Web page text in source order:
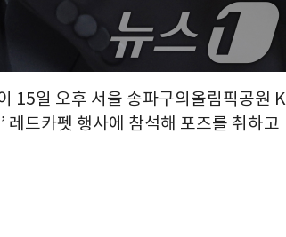
15일 오후 서울 송파구의올림픽공원 K
드카펫 행사에 참석해 포즈를 취하고